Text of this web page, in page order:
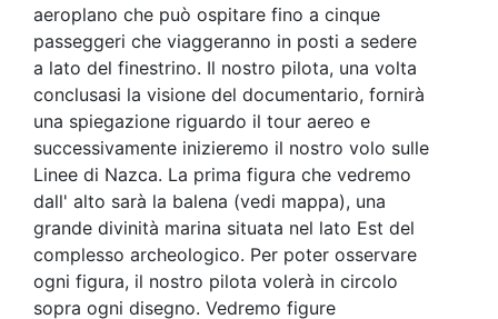
aeroplano che può ospitare fino a cinque
passeggeri che viaggeranno in posti a sedere
a lato del finestrino. Il nostro pilota, una volta
conclusasi la visione del documentario, fornirà
una spiegazione riguardo il tour aereo e
successivamente inizieremo il nostro volo sulle
Linee di Nazca. La prima figura che vedremo
dall' alto sarà la balena (vedi mappa), una
grande divinità marina situata nel lato Est del
complesso archeologico. Per poter osservare
ogni figura, il nostro pilota volerà in circolo
sopra ogni disegno. Vedremo figure